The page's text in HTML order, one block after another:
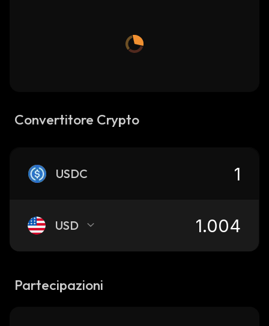
Convertitore Crypto
USDC
USD
Partecipazioni